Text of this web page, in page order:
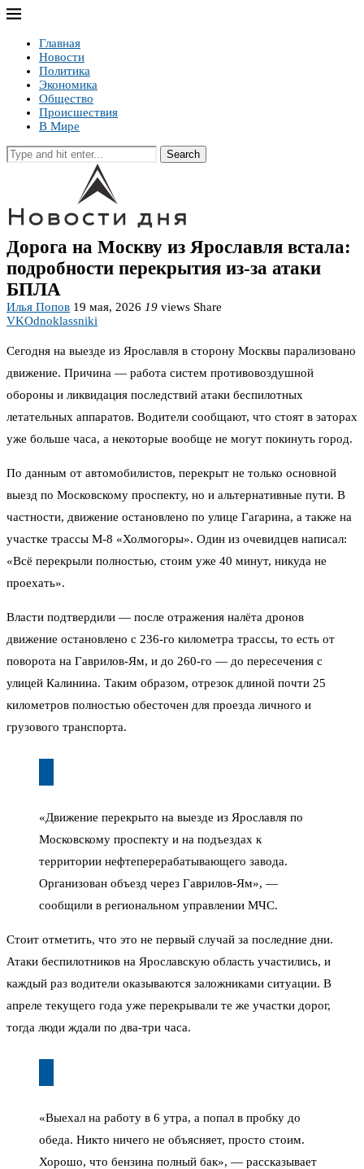
Главная
Новости
Политика
Экономика
Общество
Происшествия
В Мире
Search
Дорога на Москву из Ярославля встала:
подробности перекрытия из-за атаки
БПЛА
Илья Попов 19 мая, 2026 19 views Share
VKOdnoklassniki
Сегодня на выезде из Ярославля в сторону Москвы парализовано
движение. Причина — работа систем противовоздушной
обороны и ликвидация последствий атаки беспилотных
летательных аппаратов. Водители сообщают, что стоят в заторах
уже больше часа, а некоторые вообще не могут покинуть город.
По данным от автомобилистов, перекрыт не только основной
выезд по Московскому проспекту, но и альтернативные пути. В
частности, движение остановлено по улице Гагарина, а также на
участке трассы М-8 «Холмогоры». Один из очевидцев написал:
«Всё перекрыли полностью, стоим уже 40 минут, никуда не
проехать».
Власти подтвердили — после отражения налёта дронов
движение остановлено с 236-го километра трассы, то есть от
поворота на Гаврилов-Ям, и до 260-го — до пересечения с
улицей Калинина. Таким образом, отрезок длиной почти 25
километров полностью обесточен для проезда личного и
грузового транспорта.
«Движение перекрыто на выезде из Ярославля по
Московскому проспекту и на подъездах к
территории нефтеперерабатывающего завода.
Организован объезд через Гаврилов-Ям», —
сообщили в региональном управлении МЧС.
Стоит отметить, что это не первый случай за последние дни.
Атаки беспилотников на Ярославскую область участились, и
каждый раз водители оказываются заложниками ситуации. В
апреле текущего года уже перекрывали те же участки дорог,
тогда люди ждали по два-три часа.
«Выехал на работу в 6 утра, а попал в пробку до
обеда. Никто ничего не объясняет, просто стоим.
Хорошо, что бензина полный бак», — рассказывает